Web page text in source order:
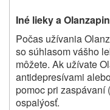
Iné lieky a
Počas užívania
so súhlasom vášho
môžete. Ak užívate
antidepresívami
pomoc pri zaspávaní
ospalýosť.